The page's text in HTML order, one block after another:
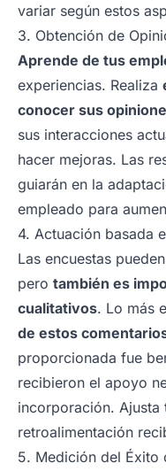
variar según estos
3. Obtención de
Aprende de tus
experiencias. Realiza
conocer sus
sus interacciones
hacer mejoras. Las
guiarán en la
empleado para
4. Actuación basada
Las encuestas
pero también es
cualitativos. Lo más
de estos
proporcionada fue
recibieron el apoyo
incorporación. Ajusta
retroalimentación
5. Medición del Éxito